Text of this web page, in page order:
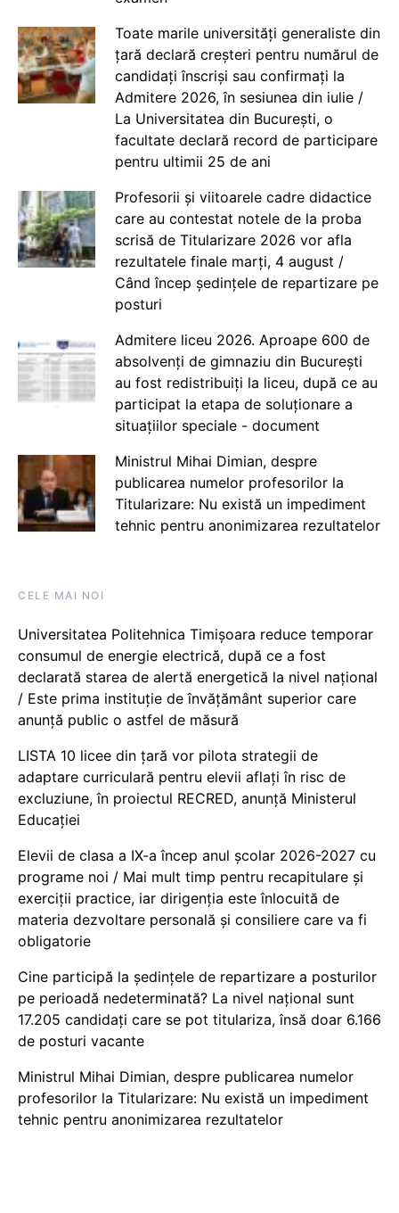
Toate marile universități generaliste din
țară declară creșteri pentru numărul de
candidați înscriși sau confirmați la
Admitere 2026, în sesiunea din iulie /
La Universitatea din București, o
facultate declară record de participare
pentru ultimii 25 de ani
Profesorii și viitoarele cadre didactice
care au contestat notele de la proba
scrisă de Titularizare 2026 vor afla
rezultatele finale marți, 4 august /
Când încep ședințele de repartizare pe
posturi
Admitere liceu 2026. Aproape 600 de
absolvenți de gimnaziu din București
au fost redistribuiți la liceu, după ce au
participat la etapa de soluționare a
situațiilor speciale - document
Ministrul Mihai Dimian, despre
publicarea numelor profesorilor la
Titularizare: Nu există un impediment
tehnic pentru anonimizarea rezultatelor
CELE MAI NOI
Universitatea Politehnica Timișoara reduce temporar
consumul de energie electrică, după ce a fost
declarată starea de alertă energetică la nivel național
/ Este prima instituție de învățământ superior care
anunță public o astfel de măsură
LISTA 10 licee din țară vor pilota strategii de
adaptare curriculară pentru elevii aflați în risc de
excluziune, în proiectul RECRED, anunță Ministerul
Educației
Elevii de clasa a IX-a încep anul școlar 2026-2027 cu
programe noi / Mai mult timp pentru recapitulare și
exerciții practice, iar dirigenția este înlocuită de
materia dezvoltare personală și consiliere care va fi
obligatorie
Cine participă la ședințele de repartizare a posturilor
pe perioadă nedeterminată? La nivel național sunt
17.205 candidați care se pot titulariza, însă doar 6.166
de posturi vacante
Ministrul Mihai Dimian, despre publicarea numelor
profesorilor la Titularizare: Nu există un impediment
tehnic pentru anonimizarea rezultatelor